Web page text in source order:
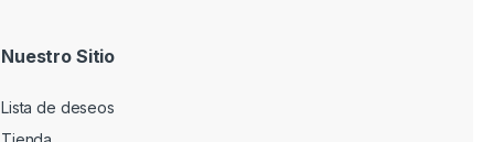
Nuestro Sitio
Lista de deseos